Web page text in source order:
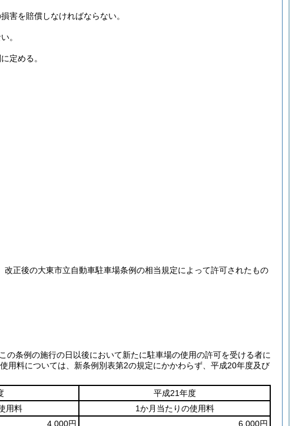
害を賠償しなければならない。
。
定める。
正後の大東市立自動車駐車場条例の相当規定によって許可されたもの
の条例の施行の日以後において新たに駐車場の使用の許可を受ける者に
用料については、新条例別表第2の規定にかかわらず、平成20年度及び
平成21年度
用料
1か月当たりの使用料
4,000円
6,000円